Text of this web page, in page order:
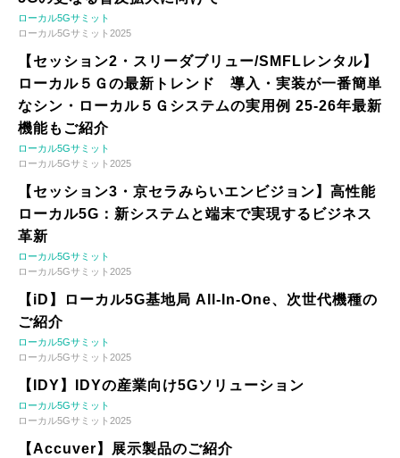
ローカル5Gサミット
ローカル5Gサミット2025
【セッション2・スリーダブリュー/SMFLレンタル】
ローカル５Ｇの最新トレンド 導入・実装が一番簡単
なシン・ローカル５Ｇシステムの実用例 25-26年最新
機能もご紹介
ローカル5Gサミット
ローカル5Gサミット2025
【セッション3・京セラみらいエンビジョン】高性能
ローカル5G：新システムと端末で実現するビジネス
革新
ローカル5Gサミット
ローカル5Gサミット2025
【iD】ローカル5G基地局 All-In-One、次世代機種の
ご紹介
ローカル5Gサミット
ローカル5Gサミット2025
【IDY】IDYの産業向け5Gソリューション
ローカル5Gサミット
ローカル5Gサミット2025
【Accuver】展示製品のご紹介